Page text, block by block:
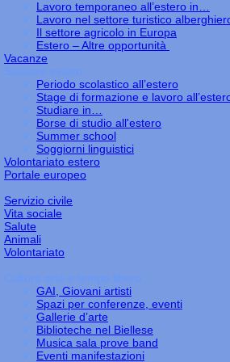
Lavoro temporaneo all’estero in…
Lavoro nel settore turistico
Il settore agricolo in Europa
Estero – Altre opportunità
Vacanze
Studiare estero
Periodo scolastico all’estero
Stage di formazione e lavoro
Studiare in…
Borse di studio all'estero
Summer school
Soggiorni linguistici
Volontariato estero
Portale europeo
Servizio civile
Vita sociale
Salute
Animali
Volontariato
Cultura arte e tempo libero
GAI, Giovani artisti
Spazi per conferenze, eventi
Gallerie d’arte
Biblioteche nel Biellese
Musica sala prove band
Eventi manifestazioni